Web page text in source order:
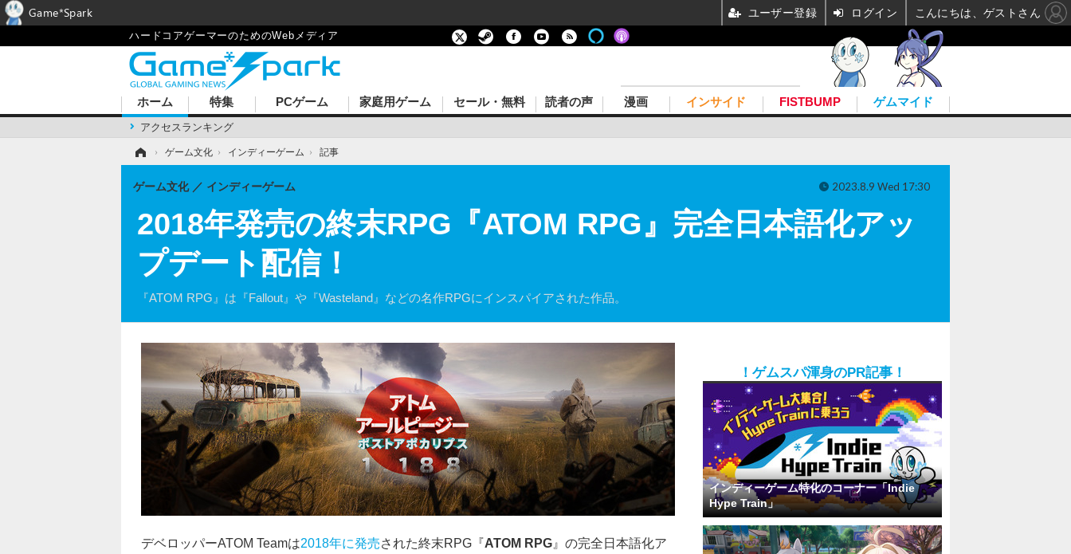
ハードコアゲーマーのためのWebメディア
ホーム
アクセスランキング
特集 PCゲーム 家庭用ゲーム セール・無料 読者の声 漫画 インサイド FISTBUMP ゲムマイド
› ゲーム文化 › インディーゲーム › 記事
2018年発売の終末RPG『ATOM RPG』完全日本語化アッ
プデート配信！
『ATOM RPG』は『Fallout』や『Wasteland』などの名作RPGにインスパイアされた作品。
ゲーム文化 インディーゲーム 2023.8.9 Wed 17:30
デベロッパーATOM Teamは2018年に発売された終末RPG『ATOM RPG 』の完全日本語化ア
！ゲムスパ渾身のPR記事！
インディーゲーム特化のコーナー「Indie
Hype Train」
Game*Spark ユーザー登録 ログイン こんにちは、ゲストさん